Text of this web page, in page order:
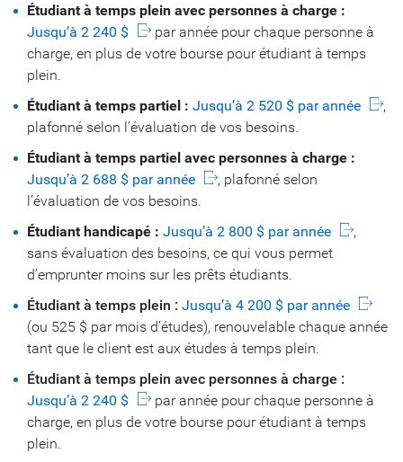
Étudiant à temps plein avec personnes à charge :
Jusqu’à 2 240 $
par année pour chaque personne à
charge, en plus de votre bourse pour étudiant à temps
plein.
Étudiant à temps partiel : Jusqu’à 2 520 $ par année
,
plafonné selon l’évaluation de vos besoins.
Étudiant à temps partiel avec personnes à charge :
Jusqu’à 2 688 $ par année
, plafonné selon
l’évaluation de vos besoins.
Étudiant handicapé : Jusqu’à 2 800 $ par année
,
sans évaluation des besoins, ce qui vous permet
d’emprunter moins sur les prêts étudiants.
Étudiant à temps plein : Jusqu’à 4 200 $ par année
(ou 525 $ par mois d’études), renouvelable chaque année
tant que le client est aux études à temps plein.
Étudiant à temps plein avec personnes à charge :
Jusqu’à 2 240 $
par année pour chaque personne à
charge, en plus de votre bourse pour étudiant à temps
plein.